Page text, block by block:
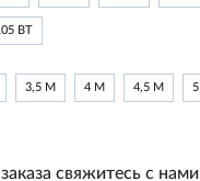
ВТ
3,5 М 4 М 4,5 М
свяжитесь с